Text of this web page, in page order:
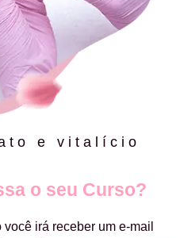
e vitalício
o seu Curso?
irá receber um e-mail